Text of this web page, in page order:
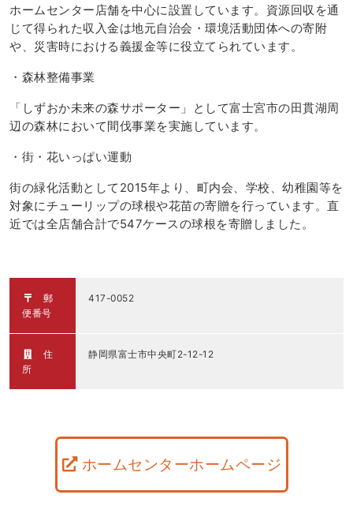
ホームセンター店舗を中心に設置しています。資源回収を通
じて得られた収入金は地元自治会・環境活動団体への寄附
や、災害時における義援金等に役立てられています。
・森林整備事業
「しずおか未来の森サポーター」として富士宮市の田貫湖周
辺の森林において間伐事業を実施しています。
・街・花いっぱい運動
街の緑化活動として2015年より、町内会、学校、幼稚園等を
対象にチューリップの球根や花苗の寄贈を行っています。直
近では全店舗合計で547ケースの球根を寄贈しました。
郵
便番号
417-0052
住
所
静岡県富士市中央町2-12-12
ホームセンターホームページ